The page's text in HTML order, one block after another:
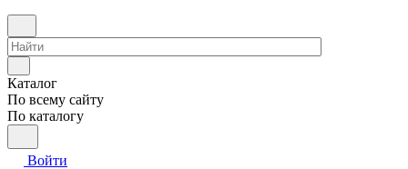
Каталог
По всему сайту
По каталогу
Войти